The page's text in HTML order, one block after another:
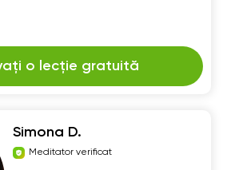
o lecție gratuită
Simona D.
Meditator verificat